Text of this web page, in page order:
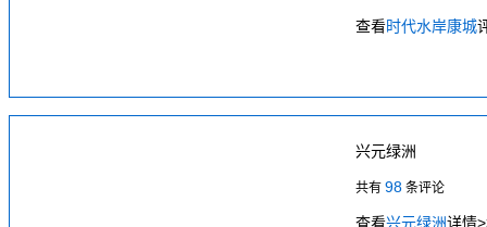
查看时代水岸康城
兴元绿洲
共有 98 条评论
查看兴元绿洲详情